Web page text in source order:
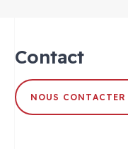
Contact
NOUS CONTACTER